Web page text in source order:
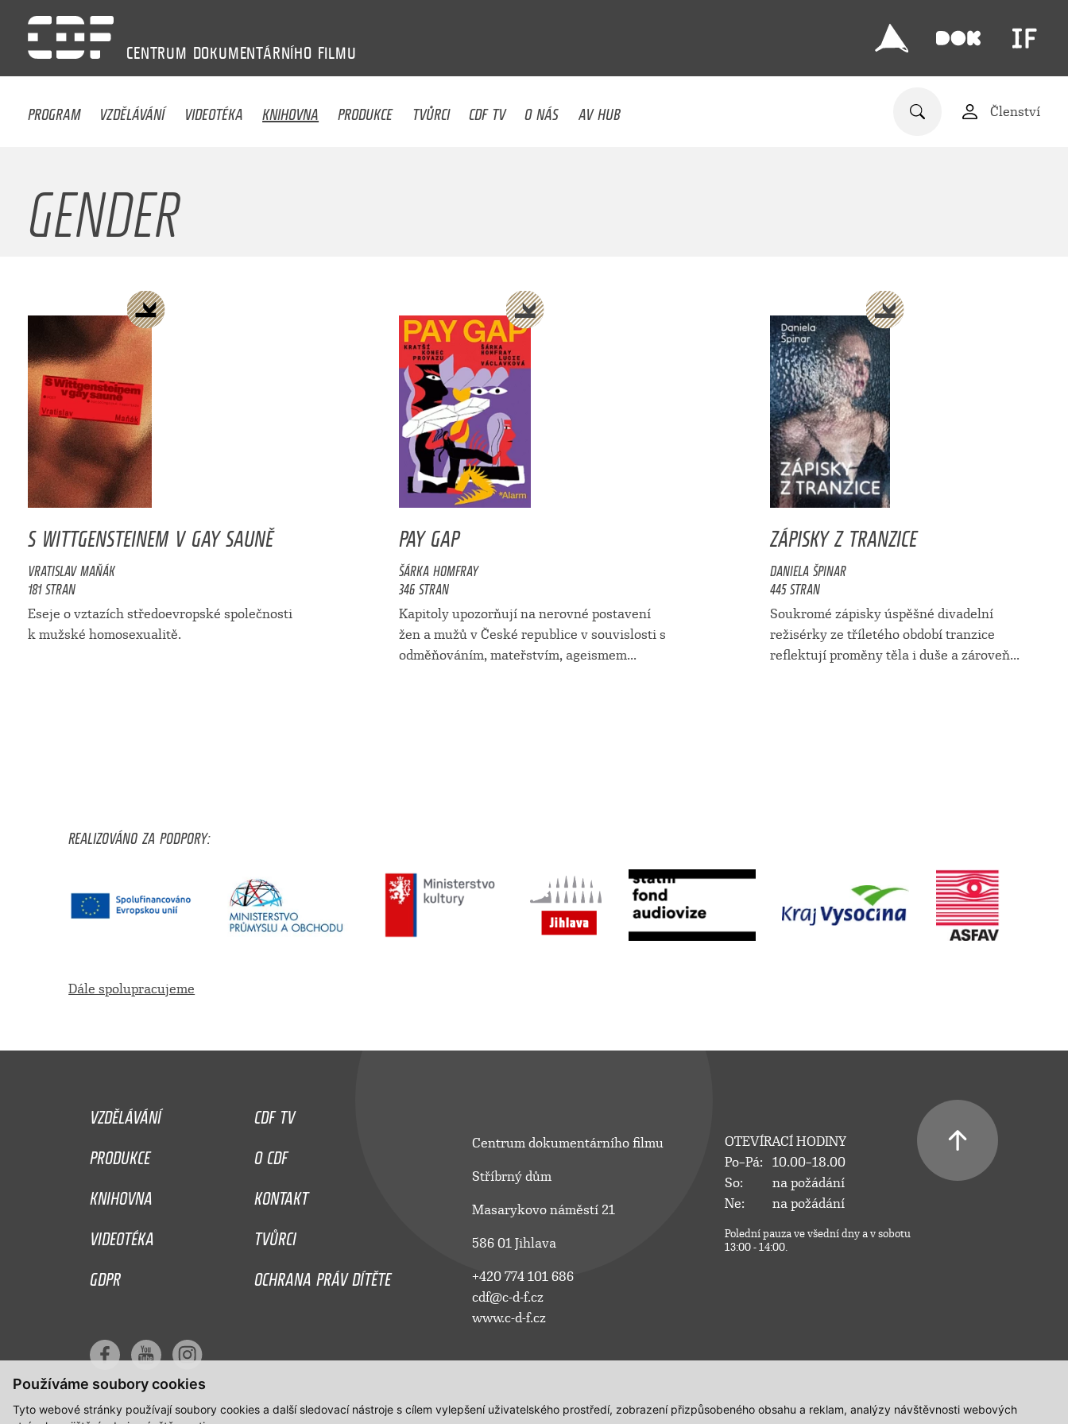
Používáme soubory cookies
Tyto webové stránky používají soubory cookies a další sledovací nástroje s cílem vylepšení uživatelského prostředí, zobrazení přizpůsobeného obsahu a reklam, analýzy návštěvnosti webových
CENTRUM DOKUMENTÁRNÍHO FILMU
PROGRAM VZDĚLÁVÁNÍ VIDEOTÉKA KNIHOVNA PRODUKCE TVŮRCI CDF TV O NÁS AV HUB Členství
GENDER
S WITTGENSTEINEM V GAY SAUNĚ
VRATISLAV MAŇÁK
181 STRAN
Eseje o vztazích středoevropské společnosti
k mužské homosexualitě.
PAY GAP
ŠÁRKA HOMFRAY
346 STRAN
Kapitoly upozorňují na nerovné postavení
žen a mužů v České republice v souvislosti s
odměňováním, mateřstvím, ageismem...
ZÁPISKY Z TRANZICE
DANIELA ŠPINAR
445 STRAN
Soukromé zápisky úspěšné divadelní
režisérky ze tříletého období tranzice
reflektují proměny těla i duše a zároveň...
REALIZOVÁNO ZA PODPORY:
Dále spolupracujeme
VZDĚLÁVÁNÍ
CDF TV
PRODUKCE
O CDF
KNIHOVNA
KONTAKT
VIDEOTÉKA
TVŮRCI
GDPR
OCHRANA PRÁV DÍTĚTE
Centrum dokumentárního filmu
Stříbrný dům
Masarykovo náměstí 21
586 01 Jihlava
+420 774 101 686
cdf@c-d-f.cz
www.c-d-f.cz
OTEVÍRACÍ HODINY
Po–Pá:
10.00–18.00
So:
na požádání
Ne:
na požádání
Polední pauza ve všední dny a v sobotu
13:00 - 14:00.